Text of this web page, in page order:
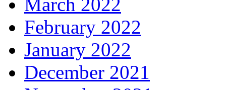
February 2022
January 2022
December 2021